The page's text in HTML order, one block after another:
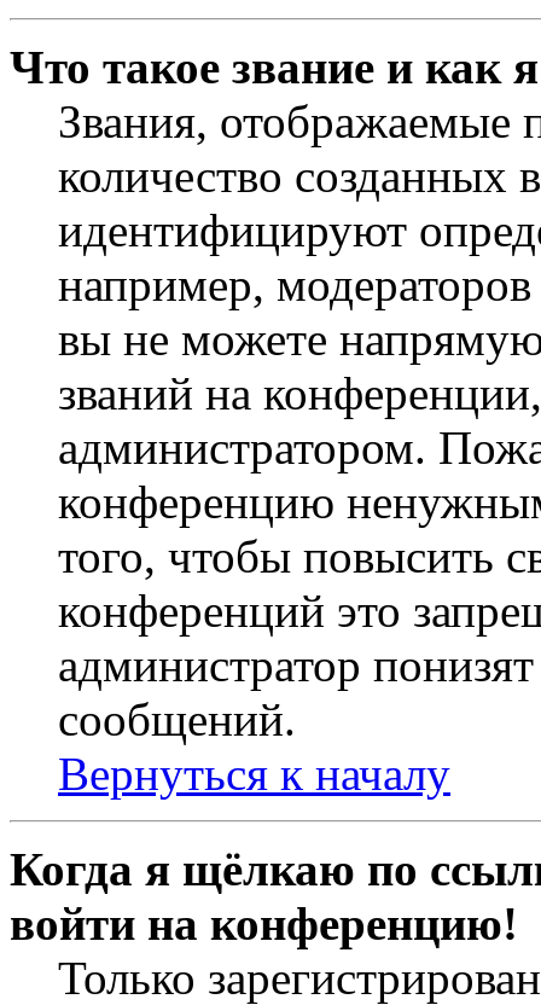
Что такое звание и как
Звания,
количество
идентифицируют
например,
вы не можете
званий на
администратором.
конференцию
того, чтобы повысить
конференций это
администратор
сообщений.
Вернуться к началу
Когда я щёлкаю по
войти на конференцию!
Только